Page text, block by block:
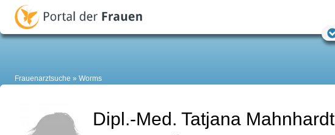
Frauenarztsuche Worms
Dipl.-Med. Tatjana Mahnhardt